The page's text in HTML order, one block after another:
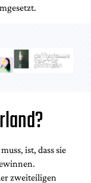
ist, dass sie
zweiteiligen